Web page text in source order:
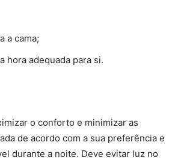
a cama;
hora adequada para si.
o conforto e minimizar as
de acordo com a sua preferência e
durante a noite. Deve evitar luz no